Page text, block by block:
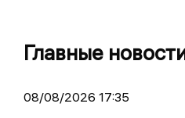
Главные
08/08/2026 17:35